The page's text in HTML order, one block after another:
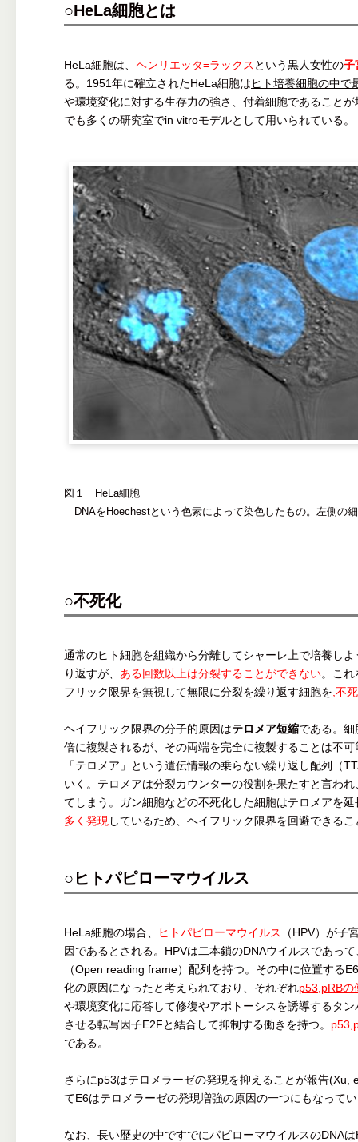
○HeLa細胞とは
HeLa細胞は、 ヘンリエッタ=ラックス という黒人女性の子
る。1951年に確立されたHeLa細胞はヒト培養細胞の中で
や環境変化に対する生存力の強さ、付着細胞であること
でも多くの研究室でin vitroモデルとして用いられている。
図１ HeLa細胞
DNAをHoechestという色素によって染色したもの。左側の
○不死化
通常のヒト細胞を組織から分離してシャーレ上で培養し
り返すが、 ある回数以上は分裂することができない。これ
フリック限界を無視して無限に分裂を繰り返す細胞を ,不
ヘイフリック限界の分子的原因はテロメア短縮である。
倍に複製されるが、その両端を完全に複製することは不
「テロメア」という遺伝情報の乗らない繰り返し配列（
いく。テロメアは分裂カウンターの役割を果たすと言わ
てしまう。ガン細胞などの不死化した細胞はテロメアを延
多く発現 しているため、ヘイフリック限界を回避できる
○ヒトパピローマウイルス
HeLa細胞の場合、 ヒトパピローマウイルス
（HPV）が子
因であるとされる。HPVは二本鎖のDNAウイルスであっ
（Open reading frame）配列を持つ。その中に位置する
化の原因になったと考えられており、それぞれp53,pRBの
や環境変化に応答して修復やアポトーシスを誘導するタ
させる転写因子E2Fと結合して抑制する働きを持つ。
である。
さらにp53はテロメラーゼの発現を抑えることが報告(Xu,
てE6はテロメラーゼの発現増強の原因の一つにもなって
なお、長い歴史の中ですでにパピローマウイルスのDNA